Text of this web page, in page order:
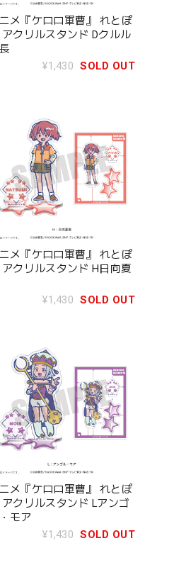
メ『ケロロ軍曹』 れとぽ
アクリルスタンド Dクルル
¥1,430 SOLD OUT
メ『ケロロ軍曹』 れとぽ
アクリルスタンド H日向夏
¥1,430 SOLD OUT
メ『ケロロ軍曹』 れとぽ
アクリルスタンド Lアンゴ
モア
¥1,430 SOLD OUT